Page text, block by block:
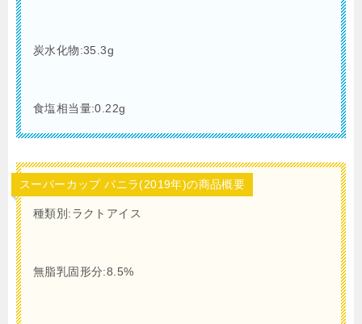
炭水化物:35.3g
食塩相当量:0.22g
スーパーカップ バニラ(2019年)の商品概要
種類別:ラクトアイス
無脂乳固形分:8.5%